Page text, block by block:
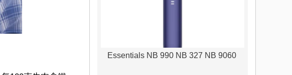
Essentials NB 990 NB 327 NB 9060